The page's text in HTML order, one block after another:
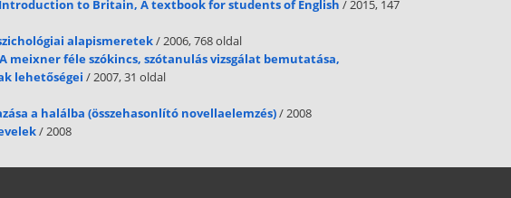
to Britain, A textbook for students of English / 2015, 147
alapismeretek/ 2006, 768 oldal
meixner féle szókincs, szótanulás vizsgálat bemutatása,
lehetőségei / 2007, 31 oldal
a halálba (összehasonlító novellaelemzés)/ 2008
/ 2008